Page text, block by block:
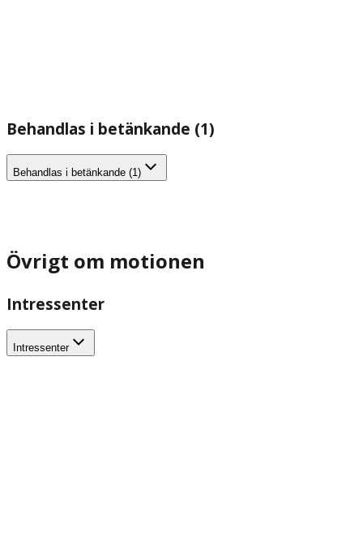
Behandlas i betänkande (1)
Behandlas i betänkande (1)
Övrigt om motionen
Intressenter
Intressenter